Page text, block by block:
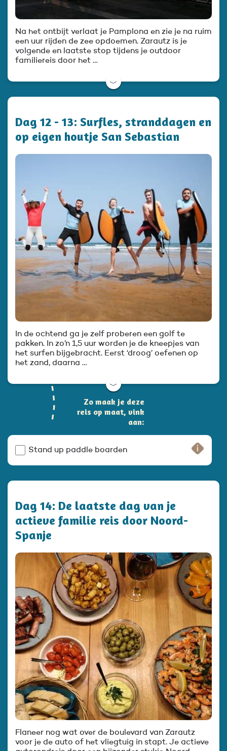
Na het ontbijt verlaat je Pamplona en zie je na ruim
een uur rijden de zee opdoemen. Zarautz is je
volgende en laatste stop tijdens je outdoor
familiereis door het …
﹀
Dag 12 - 13: Surfles, stranddagen en
op eigen houtje San Sebastian
In de ochtend ga je zelf proberen een golf te
pakken. In zo’n 1,5 uur worden je de kneepjes van
het surfen bijgebracht. Eerst ‘droog’ oefenen op
het zand, daarna …
﹀
Zo maak je deze
reis op maat, vink
aan:
Stand up paddle boarden
Dag 14: De laatste dag van je
actieve familie reis door Noord-
Spanje
Flaneer nog wat over de boulevard van Zarautz
voor je de auto of het vliegtuig in stapt. Je actieve